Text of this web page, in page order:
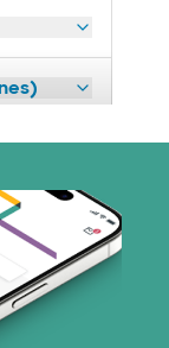
plans)